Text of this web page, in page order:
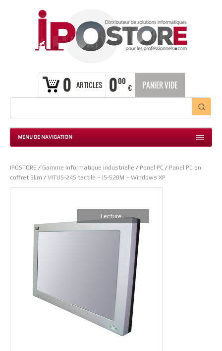
0 ARTICLES 000
€ PANIER VIDE
MENU DE NAVIGATION
IPOSTORE / Gamme Informatique industrielle / Panel PC / Panel PC en
coffret Slim / VITUS-24S tactile – I5-520M – Windows XP
Lecture...